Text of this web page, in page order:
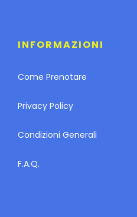
INFORMAZIONI
Come Prenotare
Privacy Policy
Condizioni Generali
F.A.Q.